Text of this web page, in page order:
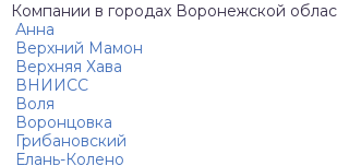
Компании в городах Воронежской
Анна
Верхний Мамон
Верхняя Хава
ВНИИСС
Воля
Воронцовка
Грибановский
Елань-Колено
вокала
музыкальные